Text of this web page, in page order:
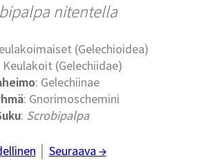
nitentella
(Gelechioidea)
Keulakoit (Gelechiidae)
: Gelechiinae
: Gnorimoschemini
: Scrobipalpa
Seuraava →